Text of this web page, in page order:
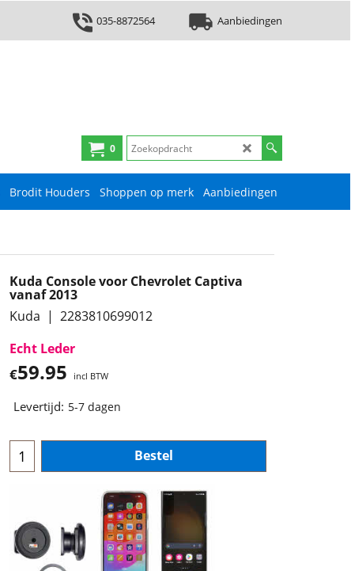
035-8872564 Aanbiedingen
0
Brodit Houders Shoppen op merk Aanbiedingen
Kuda Console voor Chevrolet Captiva
vanaf 2013
Kuda
2283810699012
Echt Leder
€59.95 incl BTW
Levertijd: 5-7 dagen
Bestel